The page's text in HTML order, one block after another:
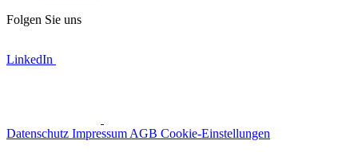
Folgen Sie uns
LinkedIn
Datenschutz Impressum AGB Cookie-Einstellungen